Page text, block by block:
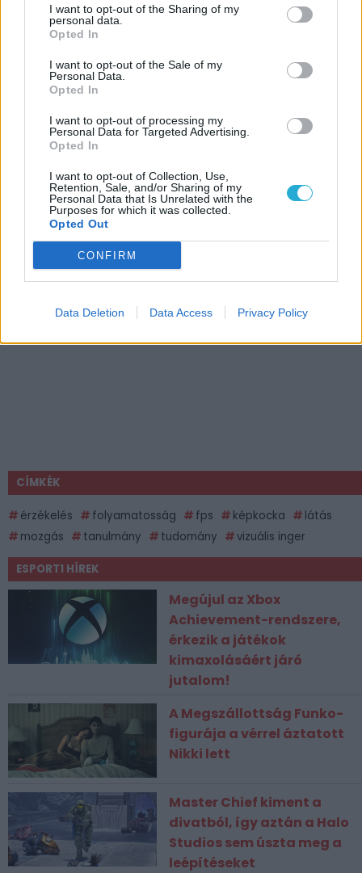
I want to opt-out of the Sharing of my
personal data.
Opted In
I want to opt-out of the Sale of my
Personal Data.
Opted In
I want to opt-out of processing my
Personal Data for Targeted Advertising.
Opted In
I want to opt-out of Collection, Use,
Retention, Sale, and/or Sharing of my
Personal Data that Is Unrelated with the
Purposes for which it was collected.
Opted Out
CONFIRM
Data Deletion Data Access Privacy Policy
CÍMKÉK
érzékelés folyamatosság fps képkocka
látás
mozgás
tanulmány tudomány vizuális inger
ESPORT1 HÍREK
Megújul az Xbox
Achievement-rendszere,
érkezik a játékok
kimaxolásáért járó
jutalom!
A Megszállottság Funko-
figurája a vérrel áztatott
Nikki lett
Master Chief kiment a
divatból, így aztán a Halo
Studios sem úszta meg a
leépítéseket